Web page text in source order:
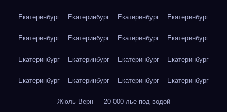
Екатеринбург Екатеринбург Екатеринбург Екатеринбург
Екатеринбург Екатеринбург Екатеринбург Екатеринбург
Екатеринбург Екатеринбург Екатеринбург Екатеринбург
Екатеринбург Екатеринбург Екатеринбург Екатеринбург
Жюль Верн — 20 000 лье под водой